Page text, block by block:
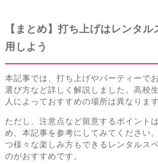
【まとめ】打ち上げはレンタル
用しよう
本記事では、打ち上げやパーティーで
選び方など詳しく解説しました。高校
人によっておすすめの場所は異なります
ただし、注意点など留意するポイント
め、本記事を参考にしてみてください
つ様々な楽しみ方もできるレンタルス
のがおすすめです。